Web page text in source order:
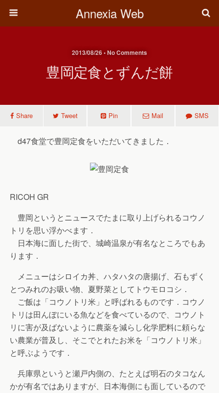
Annexia Web
2013/08/26 • No Comments
豊岡定食とずんだ餅
Share Tweet Pin Mail SMS
d47食堂で豊岡定食をいただいてきました．
RICOH GR
豊岡というとニュースでたまに取り上げられるコウノ
トリを思い浮かべます．
日本海に面した街で、城崎温泉が有名なところでもあ
ります．
メニューはシロイカ丼、ハタハタの唐揚げ、石もずく
とつみれのお吸い物、夏野菜としてトウモロコシ．
ご飯は「コウノトリ米」と呼ばれるものです．コウノ
トリは田んぼにいる魚などを食べているので、コウノト
リに害が及ばないように農薬を減らし化学肥料に頼らな
い農業が普及し、そこでとれたお米を「コウノトリ米」
と呼ぶようです．
兵庫県というと瀬戸内側の、たとえば明石のタコなん
かが有名ではありますが、日本海側にも面しているので